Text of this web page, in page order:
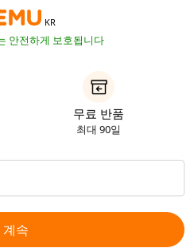
KR
안전하게 보호됩니다
무료 반품
최대 90일
계속